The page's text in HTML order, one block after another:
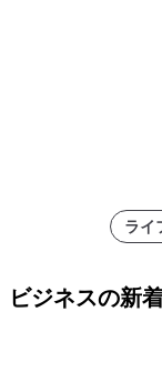
ライ
ビジネスの新